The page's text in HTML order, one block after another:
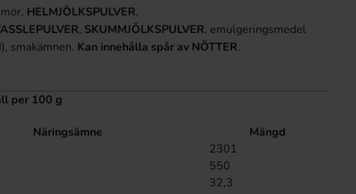
HELMJÖLKSPULVER,
, SKUMMJÖLKSPULVER, emulgeringsmedel
), smakämnen. Kan innehålla spår av NÖTTER.
per 100 g
Näringsämne
Mängd
2301
550
32,3